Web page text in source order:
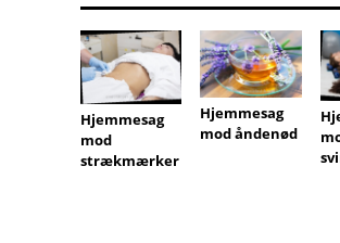
Hjemmesag
mod
strækmærker
Hjemmesag
mod åndenød